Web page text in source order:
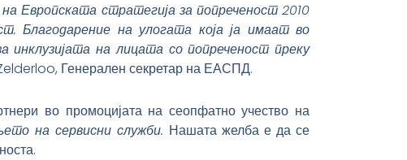
Европската стратегија за попреченост 2010
Благодарение на улогата која ја имаат во
на лицата со попреченост преку
Генерален секретар на ЕАСПД.
во промоцијата на сеопфатно учество на
на сервисни служби. Нашата желба е да се